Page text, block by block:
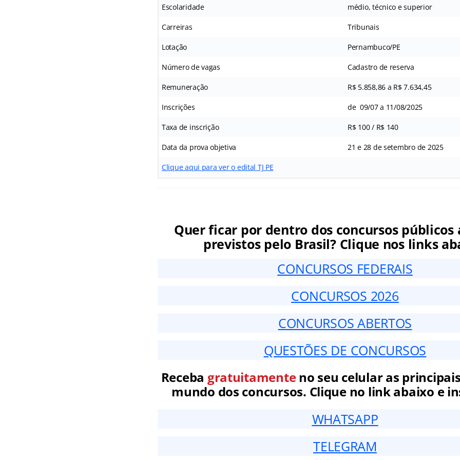
Escolaridade médio, técnico e superior
Carreiras Tribunais
Lotação Pernambuco/PE
Número de vagas Cadastro de reserva
Remuneração R$ 5.858,86 a R$ 7.634,45
Inscrições de 09/07 a 11/08/2025
Taxa de inscrição R$ 100 / R$ 140
Data da prova objetiva 21 e 28 de setembro de 2025
Clique aqui para ver o edital TJ PE
Quer ficar por dentro dos concursos públicos
previstos pelo Brasil? Clique nos links
CONCURSOS FEDERAIS
CONCURSOS 2026
CONCURSOS ABERTOS
QUESTÕES DE CONCURSOS
Receba gratuitamenteno seu celular as
mundo dos concursos. Clique no link abaixo e
WHATSAPP
TELEGRAM